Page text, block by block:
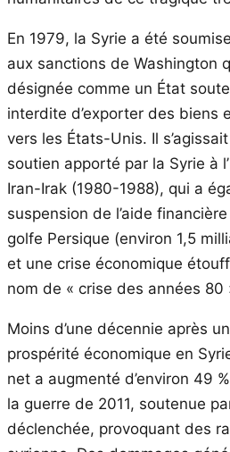
En 1979, la Syrie a été
aux sanctions de Washington
désignée comme un État
interdite d’exporter des biens
vers les États-Unis. Il
soutien apporté par la Syrie à
Iran-Irak (1980-1988), qui a
suspension de l’aide
golfe Persique (environ 1,5
et une crise économique
nom de « crise des années 80
Moins d’une décennie après
prospérité économique en
net a augmenté d’environ 49
la guerre de 2011, soutenue
déclenchée, provoquant des